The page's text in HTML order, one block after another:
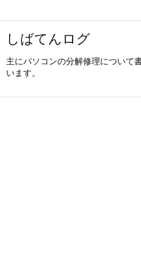
しばてんログ
主にパソコンの分解修理について
います。